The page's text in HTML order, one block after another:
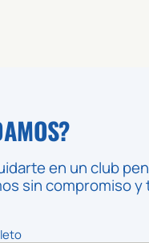
en un club
sin compromiso y